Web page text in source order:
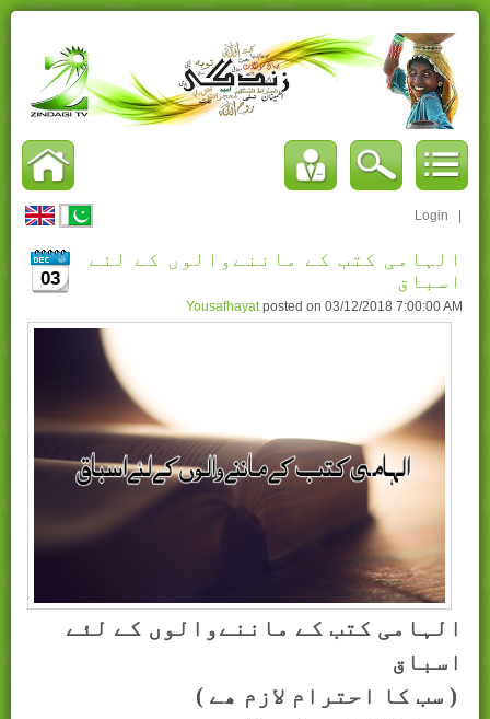
Login
03
الہامی کتب کے ماننےوالوں کے لئے
اسباق
Yousafhayatposted on 03/12/2018 7:00:00 AM
الہامی کتب کے ماننےوالوں کے لئے
اسباق
( سب کا احترام لازم ھے )